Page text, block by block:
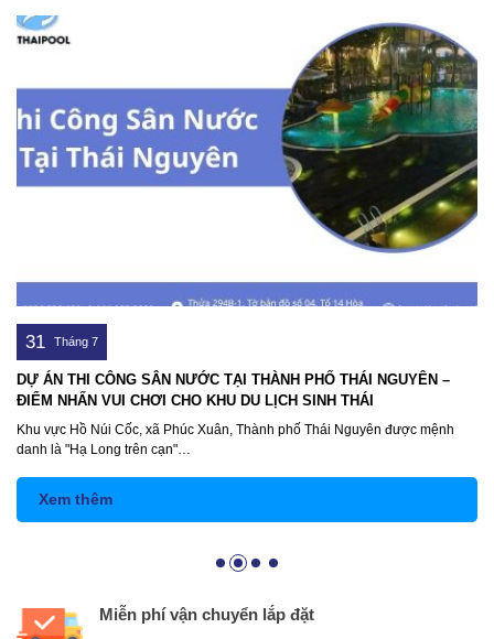
Tháng 7
ÁN THI CÔNG SÂN NƯỚC TẠI THÀNH PHỐ THÁI NGUYÊN –
NHẤN VUI CHƠI CHO KHU DU LỊCH SINH THÁI
vực Hồ Núi Cốc, xã Phúc Xuân, Thành phố Thái Nguyên được mệnh
là "Hạ Long trên cạn"…
Xem thêm
Miễn phí vận chuyển lắp đặt